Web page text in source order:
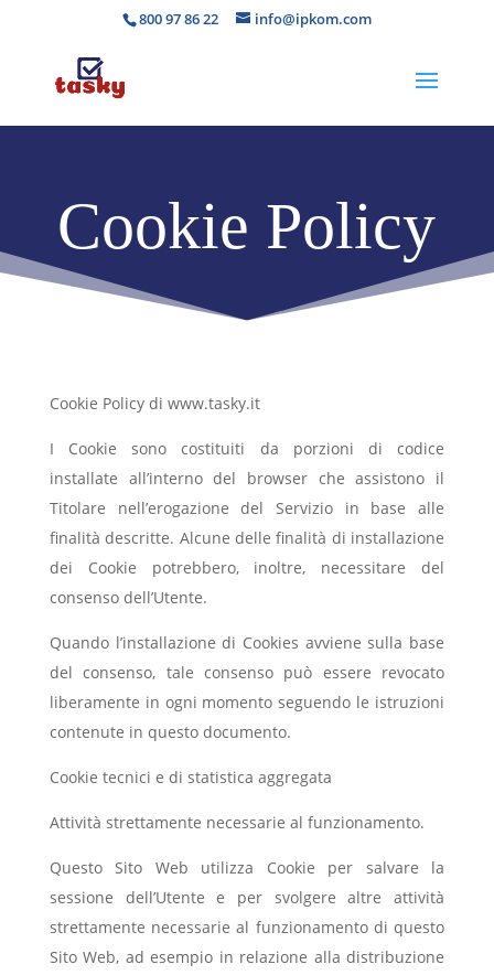
800 97 86 22 info@ipkom.com
Cookie Policy
Cookie Policy di www.tasky.it
I Cookie sono costituiti da porzioni di codice
installate all’interno del browser che assistono il
Titolare nell’erogazione del Servizio in base alle
finalità descritte. Alcune delle finalità di installazione
dei Cookie potrebbero, inoltre, necessitare del
consenso dell’Utente.
Quando l’installazione di Cookies avviene sulla base
del consenso, tale consenso può essere revocato
liberamente in ogni momento seguendo le istruzioni
contenute in questo documento.
Cookie tecnici e di statistica aggregata
Attività strettamente necessarie al funzionamento.
Questo Sito Web utilizza Cookie per salvare la
sessione dell’Utente e per svolgere altre attività
strettamente necessarie al funzionamento di questo
Sito Web, ad esempio in relazione alla distribuzione